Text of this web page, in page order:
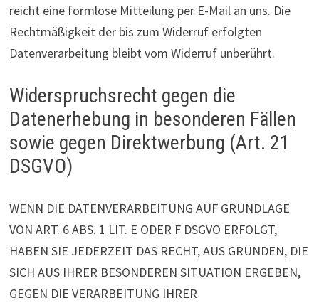
reicht eine formlose Mitteilung per E-Mail an uns. Die
Rechtmäßigkeit der bis zum Widerruf erfolgten
Datenverarbeitung bleibt vom Widerruf unberührt.
Widerspruchsrecht gegen die
Datenerhebung in besonderen Fällen
sowie gegen Direktwerbung (Art. 21
DSGVO)
WENN DIE DATENVERARBEITUNG AUF GRUNDLAGE
VON ART. 6 ABS. 1 LIT. E ODER F DSGVO ERFOLGT,
HABEN SIE JEDERZEIT DAS RECHT, AUS GRÜNDEN, DIE
SICH AUS IHRER BESONDEREN SITUATION ERGEBEN,
GEGEN DIE VERARBEITUNG IHRER